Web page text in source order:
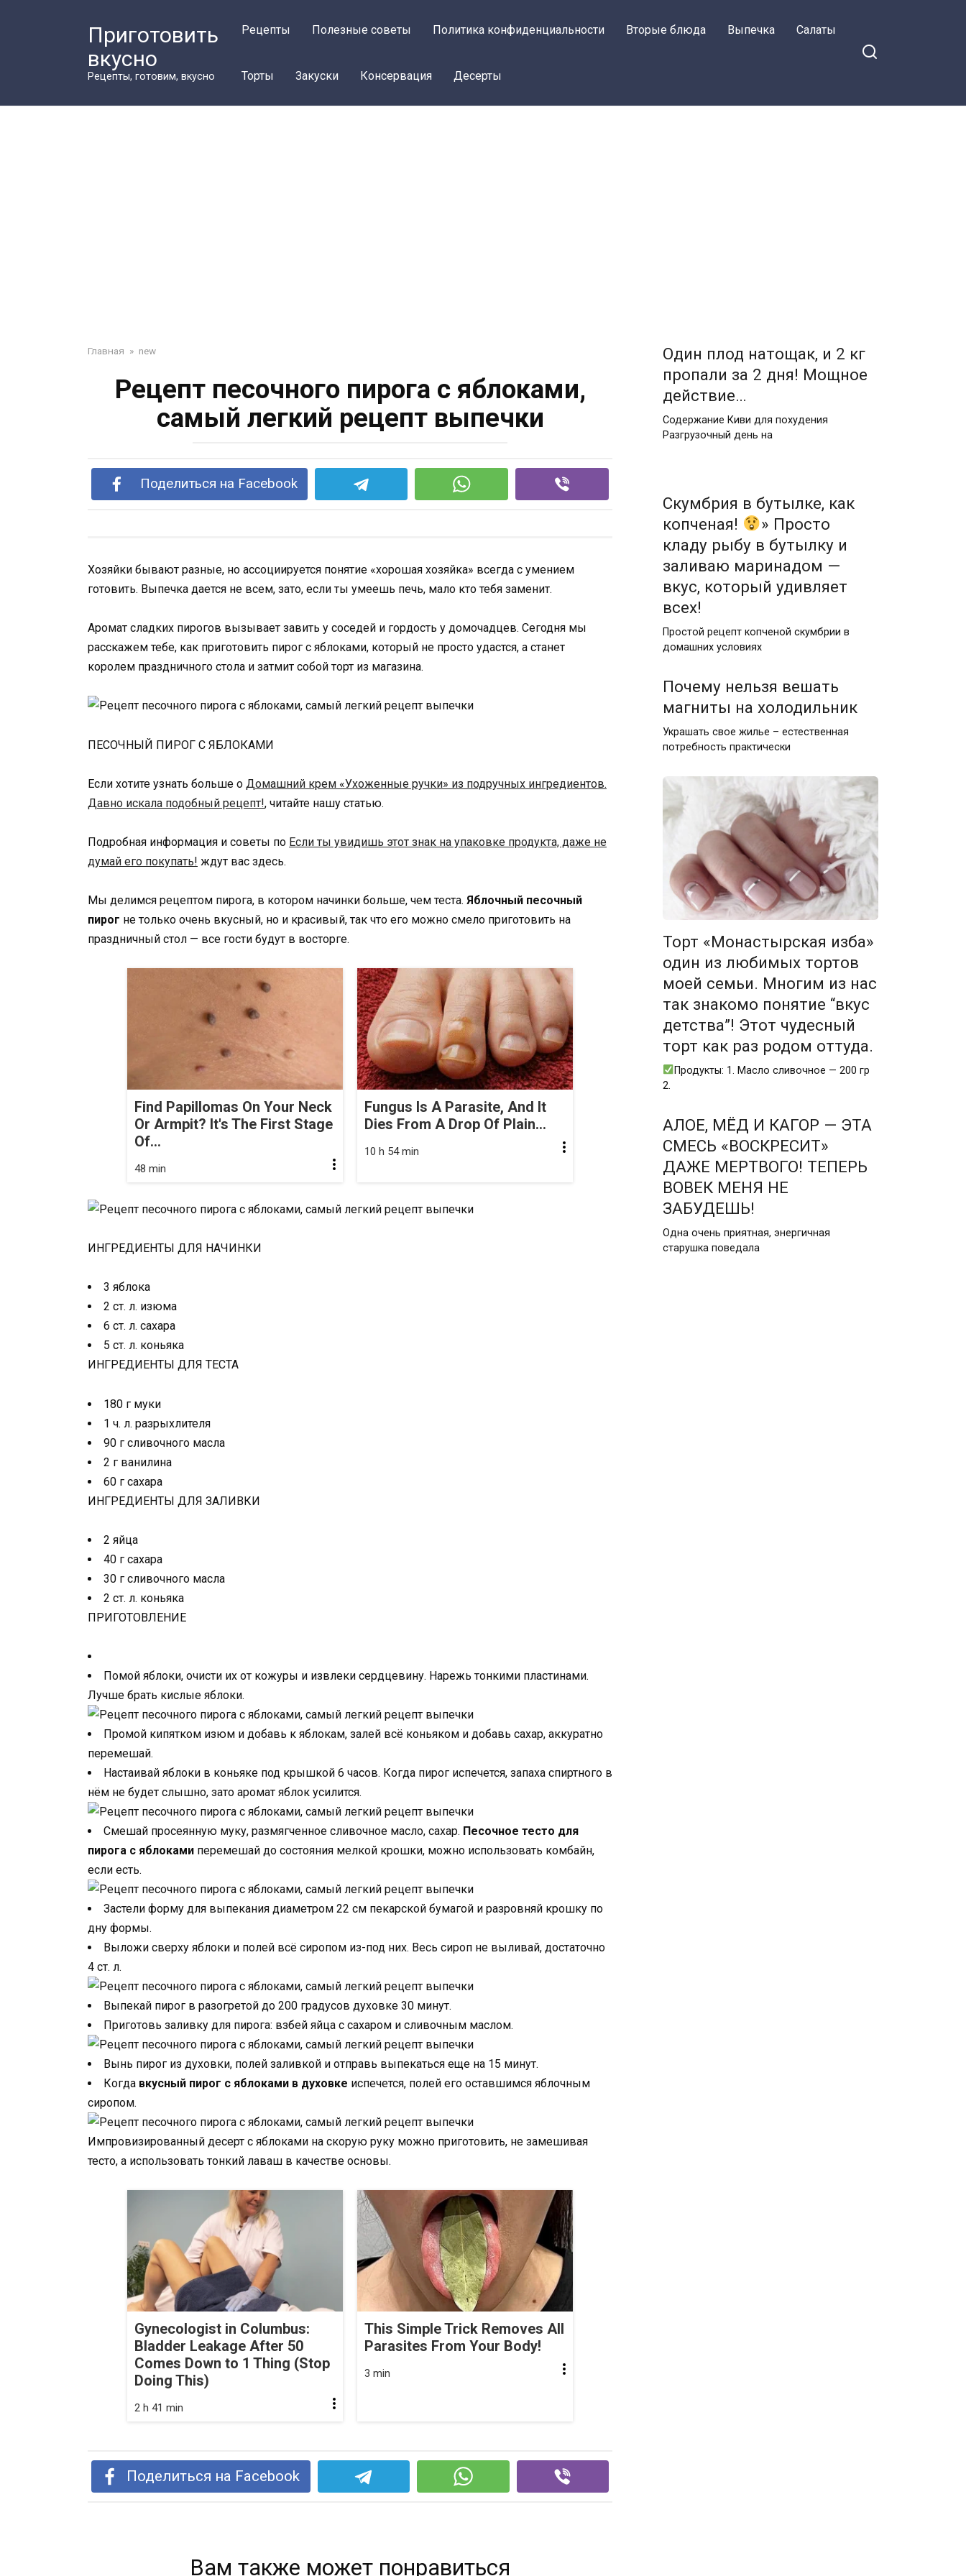
Приготовить
вкусно
Рецепты, готовим, вкусно
Рецепты Полезные советы Политика конфиденциальности Вторые блюда Выпечка Салаты
Торты Закуски Консервация Десерты
Главная » new
Рецепт песочного пирога с яблоками,
самый легкий рецепт выпечки
Поделиться на Facebook
Хозяйки бывают разные, но ассоциируется понятие «хорошая хозяйка» всегда с умением
готовить. Выпечка дается не всем, зато, если ты умеешь печь, мало кто тебя заменит.
Аромат сладких пирогов вызывает завить у соседей и гордость у домочадцев. Сегодня мы
расскажем тебе, как приготовить пирог с яблоками, который не просто удастся, а станет
королем праздничного стола и затмит собой торт из магазина.
ПЕСОЧНЫЙ ПИРОГ С ЯБЛОКАМИ
Если хотите узнать больше о Домашний крем «Ухоженные ручки» из подручных ингредиентов.
Давно искала подобный рецепт!, читайте нашу статью.
Подробная информация и советы по Если ты увидишь этот знак на упаковке продукта, даже не
думай его покупать! ждут вас здесь.
Мы делимся рецептом пирога, в котором начинки больше, чем теста. Яблочный песочный
пирог не только очень вкусный, но и красивый, так что его можно смело приготовить на
праздничный стол — все гости будут в восторге.
Find Papillomas On Your Neck
Or Armpit? It's The First Stage
Of...
48 min
Fungus Is A Parasite, And It
Dies From A Drop Of Plain...
10 h 54 min
ИНГРЕДИЕНТЫ ДЛЯ НАЧИНКИ
3 яблока
2 ст. л. изюма
6 ст. л. сахара
5 ст. л. коньяка
ИНГРЕДИЕНТЫ ДЛЯ ТЕСТА
180 г муки
1 ч. л. разрыхлителя
90 г сливочного масла
2 г ванилина
60 г сахара
ИНГРЕДИЕНТЫ ДЛЯ ЗАЛИВКИ
2 яйца
40 г сахара
30 г сливочного масла
2 ст. л. коньяка
ПРИГОТОВЛЕНИЕ
Помой яблоки, очисти их от кожуры и извлеки сердцевину. Нарежь тонкими пластинами.
Лучше брать кислые яблоки.
Промой кипятком изюм и добавь к яблокам, залей всё коньяком и добавь сахар, аккуратно
перемешай.
Настаивай яблоки в коньяке под крышкой 6 часов. Когда пирог испечется, запаха спиртного в
нём не будет слышно, зато аромат яблок усилится.
Смешай просеянную муку, размягченное сливочное масло, сахар. Песочное тесто для
пирога с яблоками перемешай до состояния мелкой крошки, можно использовать комбайн,
если есть.
Застели форму для выпекания диаметром 22 см пекарской бумагой и разровняй крошку по
дну формы.
Выложи сверху яблоки и полей всё сиропом из-под них. Весь сироп не выливай, достаточно
4 ст. л.
Выпекай пирог в разогретой до 200 градусов духовке 30 минут.
Приготовь заливку для пирога: взбей яйца с сахаром и сливочным маслом.
Вынь пирог из духовки, полей заливкой и отправь выпекаться еще на 15 минут.
Когда вкусный пирог с яблоками в духовке испечется, полей его оставшимся яблочным
сиропом.
Импровизированный десерт с яблоками на скорую руку можно приготовить, не замешивая
тесто, а использовать тонкий лаваш в качестве основы.
Gynecologist in Columbus:
Bladder Leakage After 50
Comes Down to 1 Thing (Stop
Doing This)
2 h 41 min
This Simple Trick Removes All
Parasites From Your Body!
3 min
Поделиться на Facebook
Вам также может понравиться
Один плод натощак, и 2 кг
пропали за 2 дня! Мощное
действие…
Содержание Киви для похудения
Разгрузочный день на
Скумбрия в бутылке, как
копченая!
» Просто
кладу рыбу в бутылку и
заливаю маринадом —
вкус, который удивляет
всех!
Простой рецепт копченой скумбрии в
домашних условиях
Почему нельзя вешать
магниты на холодильник
Украшать свое жилье – естественная
потребность практически
Торт «Монастырская изба»
один из любимых тортов
моей семьи. Многим из нас
так знакомо понятие “вкус
детства”! Этот чудесный
торт как раз родом оттуда.
Продукты: 1. Масло сливочное — 200 гр
2.
АЛОЕ, МЁД И КАГОР — ЭТА
СМЕСЬ «ВОСКРЕСИТ»
ДАЖЕ МЕРТВОГО! ТЕПЕРЬ
ВОВЕК МЕНЯ НЕ
ЗАБУДЕШЬ!
Одна очень приятная, энергичная
старушка поведала